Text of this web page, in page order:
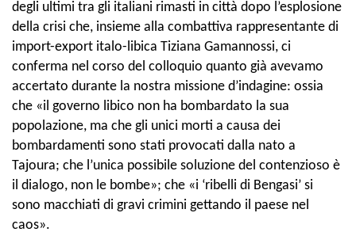
degli ultimi tra gli italiani rimasti in città dopo l’esplosione
della crisi che, insieme alla combattiva rappresentante di
import-export italo-libica Tiziana Gamannossi, ci
conferma nel corso del colloquio quanto già avevamo
accertato durante la nostra missione d’indagine: ossia
che «il governo libico non ha bombardato la sua
popolazione, ma che gli unici morti a causa dei
bombardamenti sono stati provocati dalla nato a
Tajoura; che l’unica possibile soluzione del contenzioso è
il dialogo, non le bombe»; che «i ‘ribelli di Bengasi’ si
sono macchiati di gravi crimini gettando il paese nel
caos».